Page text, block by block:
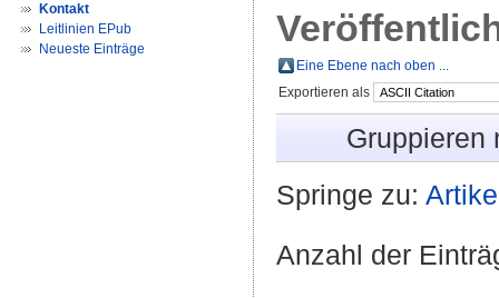
Kontakt
Leitlinien EPub
Neueste Einträge
Eine Ebene nach oben ...
Exportieren als
Gruppieren
Springe zu:
Anzahl der